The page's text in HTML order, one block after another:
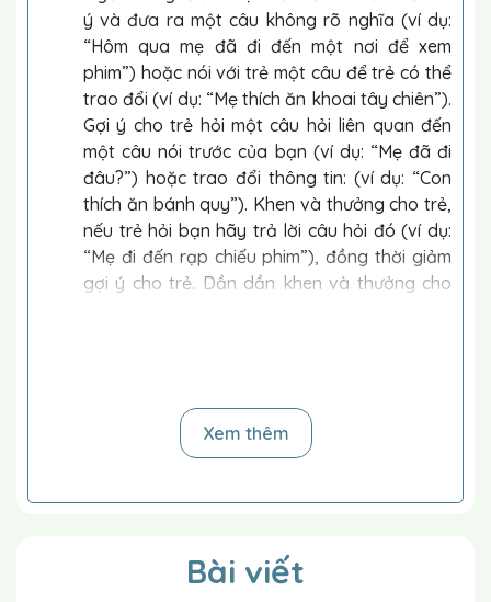
ý và đưa ra một câu không rõ nghĩa (ví dụ:
“Hôm qua mẹ đã đi đến một nơi để xem
phim”) hoặc nói với trẻ một câu để trẻ có thể
trao đổi (ví dụ: “Mẹ thích ăn khoai tây chiên”).
Gợi ý cho trẻ hỏi một câu hỏi liên quan đến
một câu nói trước của bạn (ví dụ: “Mẹ đã đi
đâu?”) hoặc trao đổi thông tin: (ví dụ: “Con
thích ăn bánh quy”). Khen và thưởng cho trẻ,
nếu trẻ hỏi bạn hãy trả lời câu hỏi đó (ví dụ:
“Mẹ đi đến rạp chiếu phim”), đồng thời giảm
gợi ý cho trẻ. Dần dần khen và thưởng cho
Điều kiện trước tiên:Trẻ có thể trao đổi các thông
tin xã hội và đặt các câu hỏi khi nghe một câu nói
nói với trẻ một câu nói chưa rõ nghĩa hoặc sau khi
bạn đã cung cấp thông tin cho trẻ. Giảm dần gợi ý
Xem thêm
Bài viết